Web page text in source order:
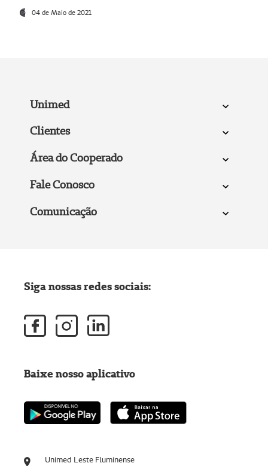
04 de Maio de 2021
Unimed
Clientes
Área do Cooperado
Fale Conosco
Comunicação
Unimed Leste Fluminense
Siga nossas redes sociais:
Baixe nosso aplicativo